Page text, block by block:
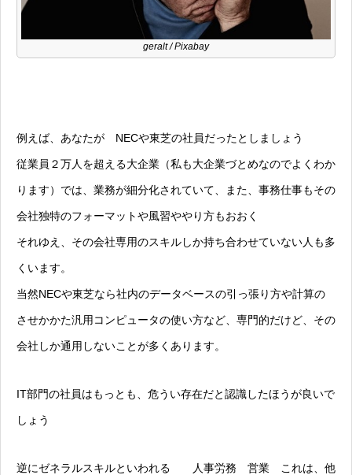
geralt/ Pixabay
例えば、あなたが NECや東芝の社員だったとしましょう
従業員２万人を超える大企業（私も大企業づとめなのでよくわか
ります）では、業務が細分化されていて、また、事務仕事もその
会社独特のフォーマットや風習ややり方もおおく
それゆえ、その会社専用のスキルしか持ち合わせていない人も多
くいます。
当然NECや東芝なら社内のデータベースの引っ張り方や計算の
させかかた汎用コンピュータの使い方など、専門的だけど、その
会社しか通用しないことが多くあります。
IT部門の社員はもっとも、危うい存在だと認識したほうが良いで
しょう
逆にゼネラルスキルといわれる 人事労務 営業 これは、他